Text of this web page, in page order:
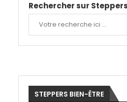
Rechercher sur Steppers
STEPPERS BIEN-ÊTRE